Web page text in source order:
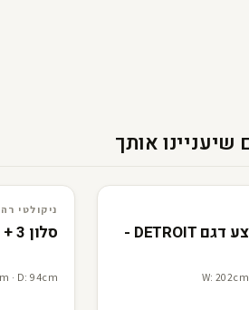
שיעניינו אותך
סלון 2 + 3 במבצע דגם DETROIT -
W:
3D · AR
ניקולטי רהיטים
ניקולטי
סלון 3 + 2 דגם ALAN - ניקולטי
· D: 94cm